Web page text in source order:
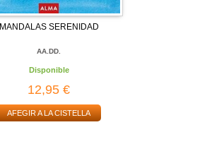
MANDALAS SERENIDAD
AA.DD.
Disponible
12,95 €
AFEGIR A LA CISTELLA